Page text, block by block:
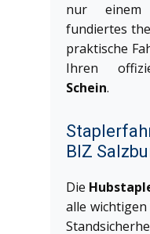
nur
fundiertes
praktische
Ihren
Schein.
BIZ
Die
alle